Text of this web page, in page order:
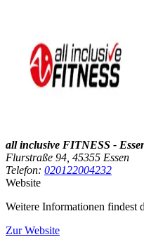
all inclusive FITNESS -
Flurstraße 94, 45355 Essen
Telefon: 020122004232
Website
Weitere Informationen findest
Zur Website